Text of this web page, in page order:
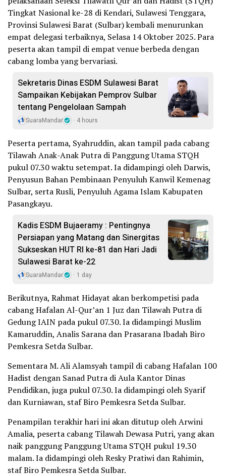
Tingkat Nasional ke-28 di Kendari, Sulawesi Tenggara,
Provinsi Sulawesi Barat (Sulbar) kembali menurunkan
empat delegasi terbaiknya, Selasa 14 Oktober 2025. Para
peserta akan tampil di empat venue berbeda dengan
cabang lomba yang bervariasi.
Sekretaris Dinas ESDM Sulawesi Barat
Sampaikan Kebijakan Pemprov Sulbar
tentang Pengelolaan Sampah
SuaraMandar 4 hours
Peserta pertama, Syahruddin, akan tampil pada cabang
Tilawah Anak-Anak Putra di Panggung Utama STQH
pukul 07.30 waktu setempat. Ia didampingi oleh Darwis,
Penyusun Bahan Pembinaan Penyuluh Kanwil Kemenag
Sulbar, serta Rusli, Penyuluh Agama Islam Kabupaten
Pasangkayu.
Kadis ESDM Bujaeramy : Pentingnya
Persiapan yang Matang dan Sinergitas
Sukseskan HUT RI ke-81 dan Hari Jadi
Sulawesi Barat ke-22
SuaraMandar 1 day
Berikutnya, Rahmat Hidayat akan berkompetisi pada
cabang Hafalan Al-Qur’an 1 Juz dan Tilawah Putra di
Gedung IAIN pada pukul 07.30. Ia didampingi Muslim
Kamaruddin, Analis Sarana dan Prasarana Ibadah Biro
Pemkesra Setda Sulbar.
Sementara M. Ali Alamsyah tampil di cabang Hafalan 100
Hadist dengan Sanad Putra di Aula Kantor Dinas
Pendidikan, juga pukul 07.30. Ia didampingi oleh Syarif
dan Kurniawan, staf Biro Pemkesra Setda Sulbar.
Penampilan terakhir hari ini akan ditutup oleh Arwini
Amalia, peserta cabang Tilawah Dewasa Putri, yang akan
naik panggung Panggung Utama STQH pukul 19.30
malam. Ia didampingi oleh Resky Pratiwi dan Rahimin,
staf Biro Pemkesra Setda Sulbar.